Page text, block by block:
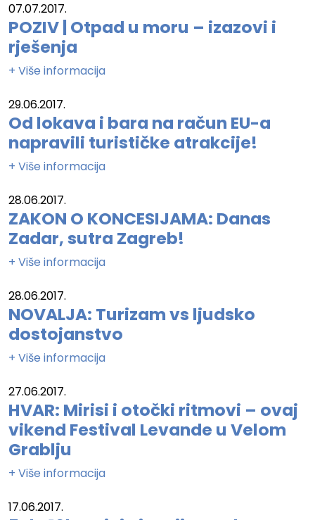
07.07.2017.
POZIV | Otpad u moru – izazovi i
rješenja
+ Više informacija
29.06.2017.
Od lokava i bara na račun EU-a
napravili turističke atrakcije!
+ Više informacija
28.06.2017.
ZAKON O KONCESIJAMA: Danas
Zadar, sutra Zagreb!
+ Više informacija
28.06.2017.
NOVALJA: Turizam vs ljudsko
dostojanstvo
+ Više informacija
27.06.2017.
HVAR: Mirisi i otočki ritmovi – ovaj
vikend Festival Levande u Velom
Grablju
+ Više informacija
17.06.2017.